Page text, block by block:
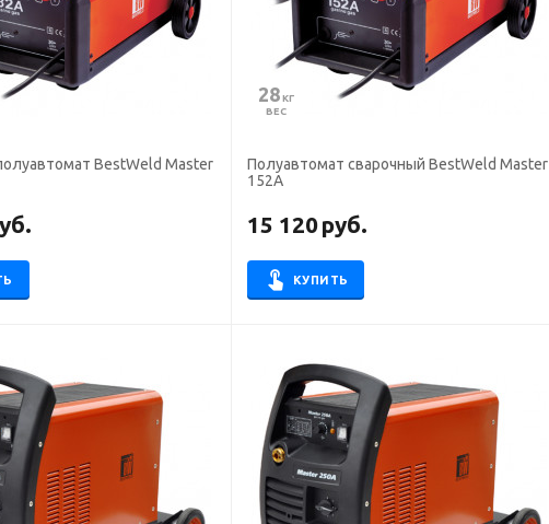
BestWeld Master
28 КГ
ВЕС
Полуавтомат сварочный BestWeld Master
152А
15 120руб.
КУПИТЬ